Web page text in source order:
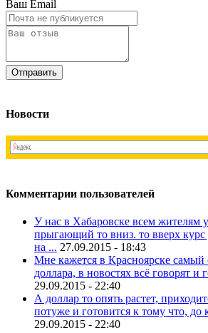
Ваш Email
Новости
Комментарии пользователей
У нас в Хабаровске всем жителям
прыгающий то вниз. то вверх
на ... 27.09.2015 - 18:43
Мне кажется в Красноярске самый
доллара, в новостях всё говорят и
29.09.2015 - 22:40
А доллар то опять растет,
потуже и готовится к тому что, до
29.09.2015 - 22:40